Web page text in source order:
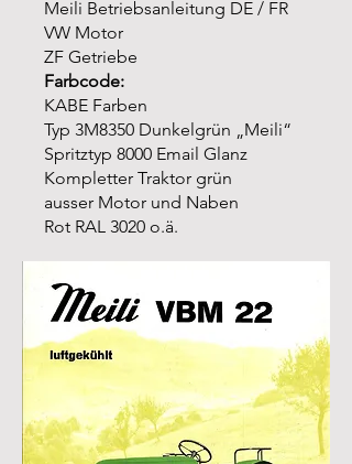
Meili Betriebsanleitung DE / FR
VW Motor
ZF Getriebe
Farbcode:
KABE Farben
Typ 3M8350 Dunkelgrün „Meili“
Spritztyp 8000 Email Glanz
Kompletter Traktor grün
ausser Motor und Naben
Rot RAL 3020 o.ä.